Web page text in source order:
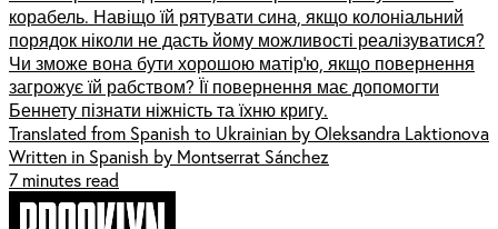
корабель. Навіщо їй рятувати сина, якщо колоніальний
порядок ніколи не дасть йому можливості реалізуватися?
Чи зможе вона бути хорошою матір’ю, якщо повернення
загрожує їй рабством? Її повернення має допомогти
Беннету пізнати ніжність та їхню кригу.
Translated from Spanish to Ukrainian by Oleksandra Laktionova
Written in Spanish by Montserrat Sánchez
7 minutes read